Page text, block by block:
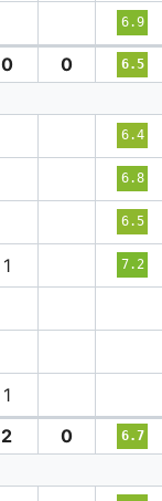
6.9
0 0 6.5
6.4
6.8
6.5
1 7.2
1
2 0 6.7